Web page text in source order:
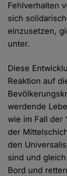
Fehlverhalten
sich
einzusetzen,
unter.
Diese
Reaktion auf
werdende
wie im Fall der
der
den
sind und
Bord und